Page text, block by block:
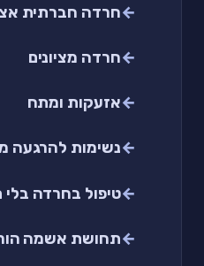
חרדה חברתית
חרדה מציונים
אזעקות ומתח
נשימות להרגעה
טיפול בחרדה בלי
תחושת אשמה